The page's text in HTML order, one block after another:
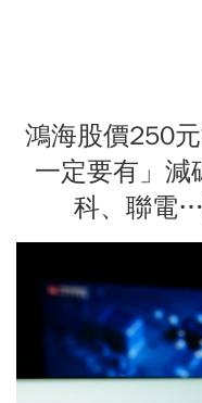
鴻海股價250
一定要有」減
科、聯電